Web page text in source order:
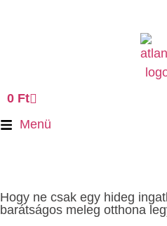
0 Ft
Menü
Hogy ne csak egy hideg
barátságos meleg otthona